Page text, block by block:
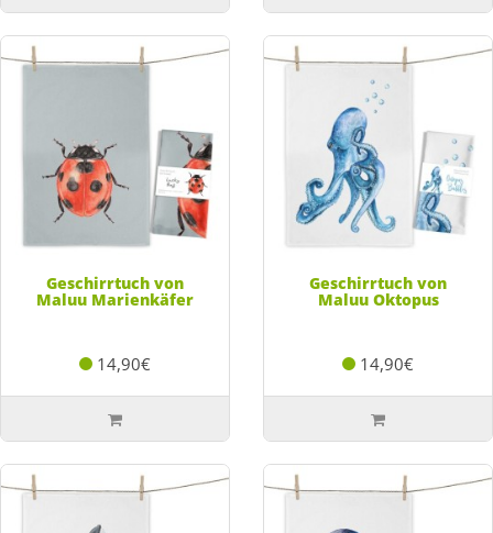
Geschirrtuch von
Maluu Marienkäfer
14,90€
Geschirrtuch von
Maluu Oktopus
14,90€